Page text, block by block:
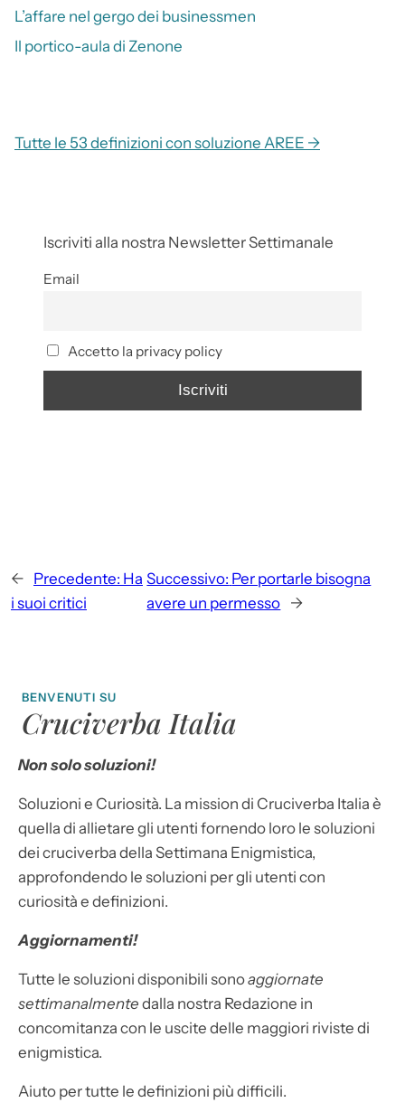
L’affare nel gergo dei businessmen
Il portico-aula di Zenone
Tutte le 53 definizioni con soluzione AREE →
Iscriviti alla nostra Newsletter Settimanale
Email
Accetto la privacy policy
← Precedente: Ha
i suoi critici
Successivo: Per portarle bisogna
avere un permesso →
BENVENUTI SU
Cruciverba Italia
Non solo soluzioni!
Soluzioni e Curiosità. La mission di Cruciverba Italia è
quella di allietare gli utenti fornendo loro le soluzioni
dei cruciverba della Settimana Enigmistica,
approfondendo le soluzioni per gli utenti con
curiosità e definizioni.
Aggiornamenti!
Tutte le soluzioni disponibili sonoaggiornate
settimanalmente dalla nostra Redazione in
concomitanza con le uscite delle maggiori riviste di
enigmistica.
Aiuto per tutte le definizioni più difficili.